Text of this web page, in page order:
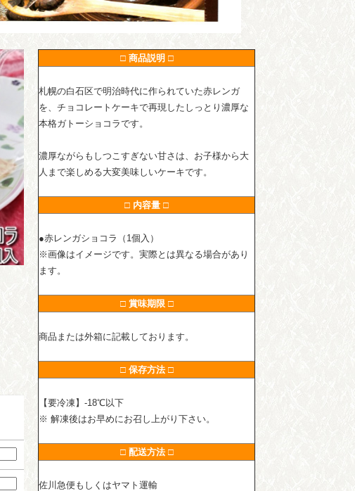
□ 商品説明 □
札幌の白石区で明治時代に作られていた赤レンガ
を、チョコレートケーキで再現したしっとり濃厚な
本格ガトーショコラです。
濃厚ながらもしつこすぎない甘さは、お子様から大
人まで楽しめる大変美味しいケーキです。
□ 内容量 □
●赤レンガショコラ（1個入）
※画像はイメージです。実際とは異なる場合があり
ます。
□ 賞味期限 □
商品または外箱に記載しております。
□ 保存方法 □
【要冷凍】-18℃以下
※ 解凍後はお早めにお召し上がり下さい。
□ 配送方法 □
佐川急便もしくはヤマト運輸